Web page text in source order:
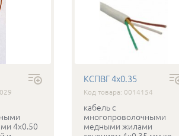
4х0.50
КСПВГ 4х0.35
Код товара: 0014154
кабель с
многопроволочными
медными жилами